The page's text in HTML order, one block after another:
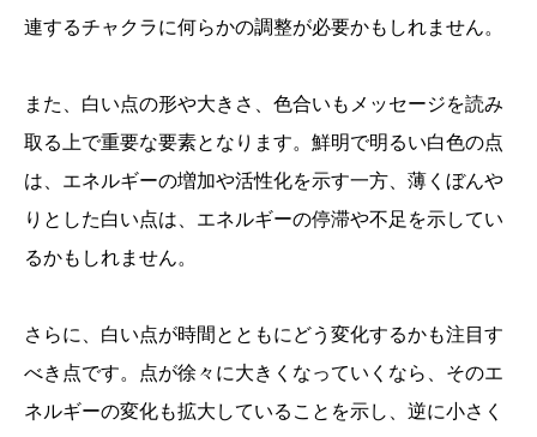
連するチャクラに何らかの調整が必要かもしれません。
また、白い点の形や大きさ、色合いもメッセージを読み
取る上で重要な要素となります。鮮明で明るい白色の点
は、エネルギーの増加や活性化を示す一方、薄くぼんや
りとした白い点は、エネルギーの停滞や不足を示してい
るかもしれません。
さらに、白い点が時間とともにどう変化するかも注目す
べき点です。点が徐々に大きくなっていくなら、そのエ
ネルギーの変化も拡大していることを示し、逆に小さく